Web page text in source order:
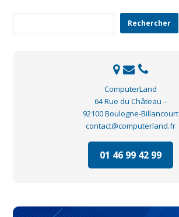
Rechercher
ComputerLand
64 Rue du Château –
92100 Boulogne-Billancourt
contact@computerland.fr
01 46 99 42 99